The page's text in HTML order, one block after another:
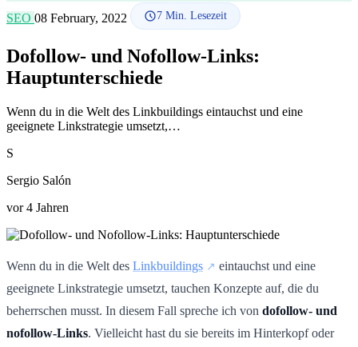
SEO 08 February, 2022 7 Min. Lesezeit
Dofollow- und Nofollow-Links:
Hauptunterschiede
Wenn du in die Welt des Linkbuildings eintauchst und eine
geeignete Linkstrategie umsetzt,…
S
Sergio Salón
vor 4 Jahren
Wenn du in die Welt des Linkbuildings
eintauchst und eine
geeignete Linkstrategie umsetzt, tauchen Konzepte auf, die du
beherrschen musst. In diesem Fall spreche ich von dofollow- und
nofollow-Links. Vielleicht hast du sie bereits im Hinterkopf oder